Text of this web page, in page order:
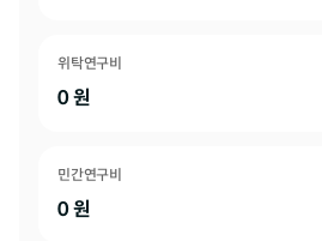
위탁연구비
0원
민간연구비
0원